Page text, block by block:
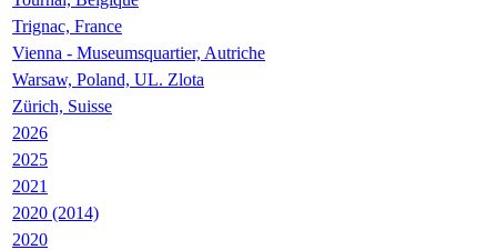
Trignac, France
Vienna - Museumsquartier, Autriche
Warsaw, Poland, UL. Zlota
Zürich, Suisse
2026
2025
2021
2020 (2014)
2020